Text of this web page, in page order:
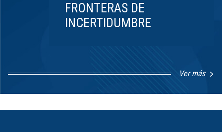
FRONTERAS DE
INCERTIDUMBRE
Ver más
1
8